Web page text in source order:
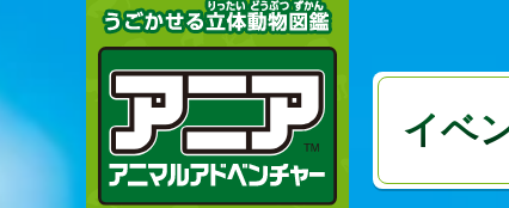
イベ